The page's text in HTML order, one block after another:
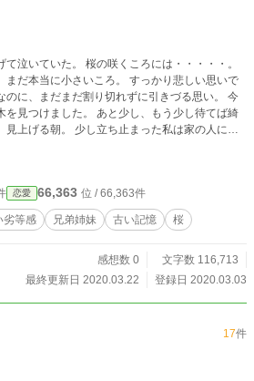
泣いていた。 桜の咲くころには・・・・・。
さいころ。 すっかり悲しい思いで
に、まだまだ割り切れずに引きづる思い。 今
を見つけました。 あと少し、もう少し待てば綺
まった私は家の人に不
と先の春に懐かしんで語れる思い出になるとい
記憶がつなげてくれた優しい恋愛の話です。
恋愛 66,363 位 / 66,363件
劣等感 兄弟姉妹 古い記憶 桜
感想数 0
文字数 116,713
最終更新日 2020.03.22
登録日 2020.03.03
17件